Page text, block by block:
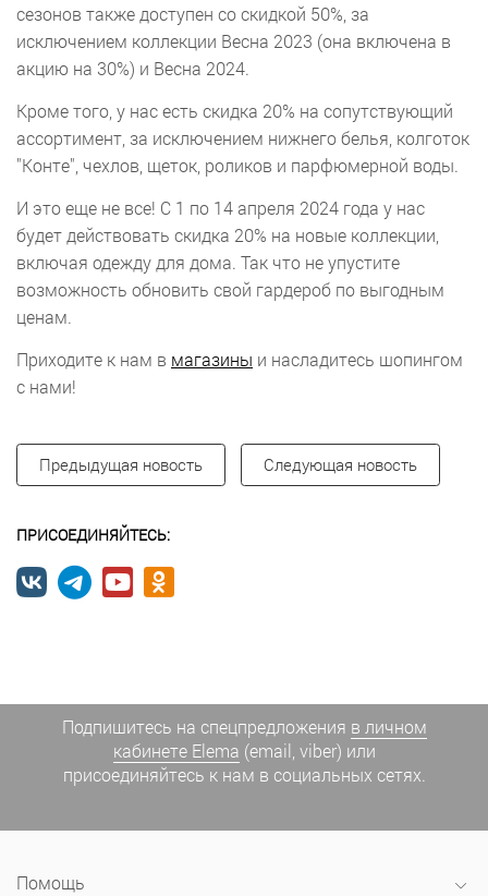
сезонов также доступен со скидкой 50%, за
исключением коллекции Весна 2023 (она включена в
акцию на 30%) и Весна 2024.
Кроме того, у нас есть скидка 20% на сопутствующий
ассортимент, за исключением нижнего белья, колготок
"Конте", чехлов, щеток, роликов и парфюмерной воды.
И это еще не все! С 1 по 14 апреля 2024 года у нас
будет действовать скидка 20% на новые коллекции,
включая одежду для дома. Так что не упустите
возможность обновить свой гардероб по выгодным
ценам.
Приходите к нам в магазины и насладитесь шопингом
с нами!
Предыдущая новость Следующая новость
ПРИСОЕДИНЯЙТЕСЬ:
Подпишитесь на спецпредложения в личном
кабинете Elema (email, viber) или
присоединяйтесь к нам в социальных сетях.
Помощь